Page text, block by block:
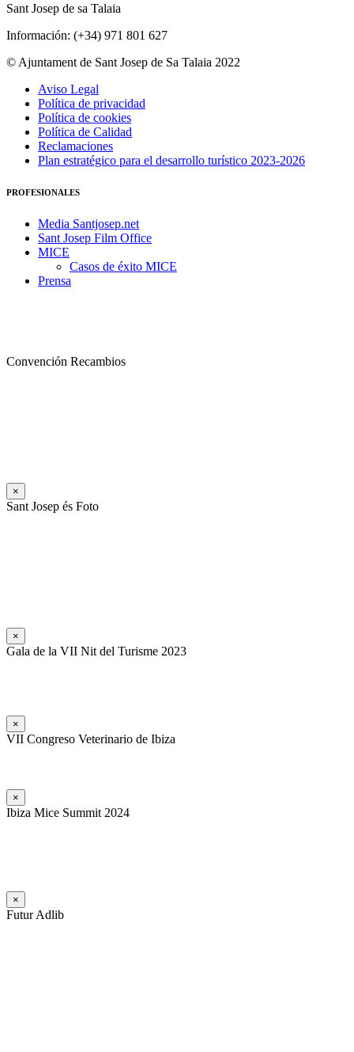
Sant Josep de sa Talaia
Información: (+34) 971 801 627
© Ajuntament de Sant Josep de Sa Talaia 2022
Aviso Legal
Política de privacidad
Política de cookies
Política de Calidad
Reclamaciones
Plan estratégico para el desarrollo turístico 2023-2026
PROFESIONALES
Media Santjosep.net
Sant Josep Film Office
MICE
Casos de éxito MICE
Prensa
Convención Recambios
×
Sant Josep és Foto
×
Gala de la VII Nit del Turisme 2023
×
VII Congreso Veterinario de Ibiza
×
Ibiza Mice Summit 2024
×
Futur Adlib